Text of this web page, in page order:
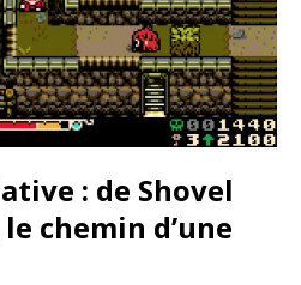
: de Shovel
chemin d’une